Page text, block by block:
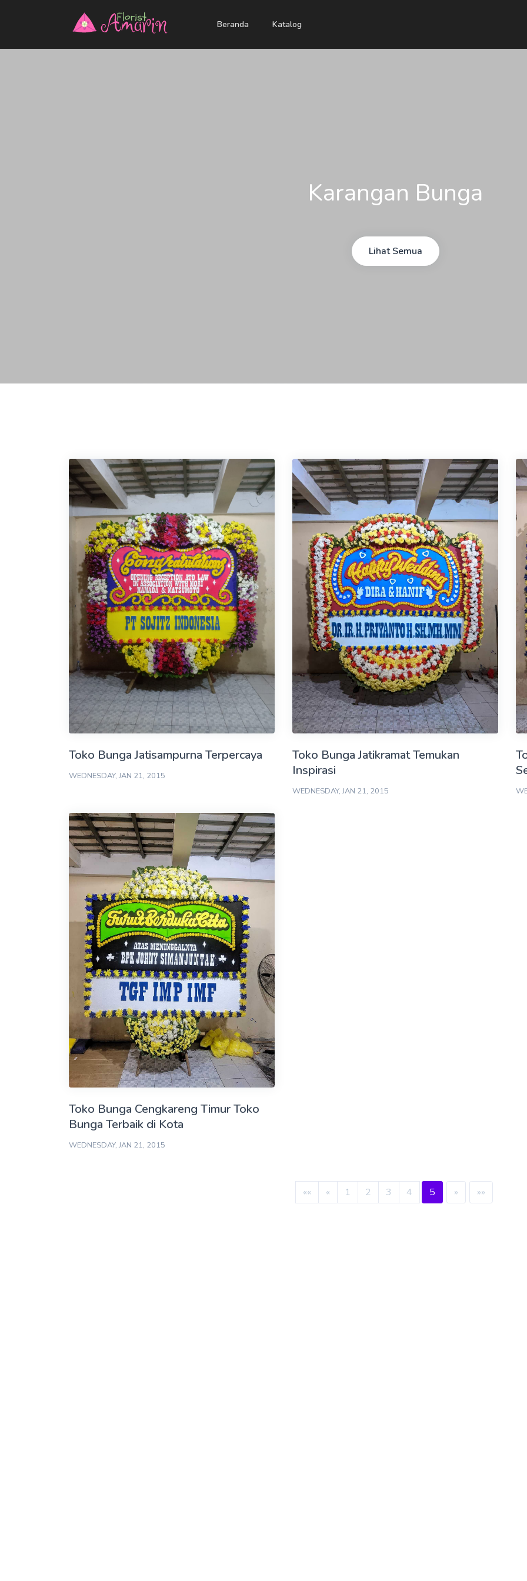
Beranda Katalog
Karangan Bunga
Lihat Semua
Toko Bunga Jatisampurna Terpercaya
WEDNESDAY, JAN 21, 2015
Toko Bunga Jatikramat Temukan
Inspirasi
WEDNESDAY, JAN 21, 2015
Toko Bunga Cengkareng Timur Toko
Bunga Terbaik di Kota
WEDNESDAY, JAN 21, 2015
«« « 1 2 3 4 5 » »»